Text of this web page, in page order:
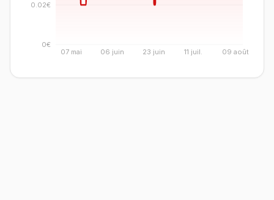
07 mai 06 juin 23 juin 11 juil. 09 août
0€
0.02€